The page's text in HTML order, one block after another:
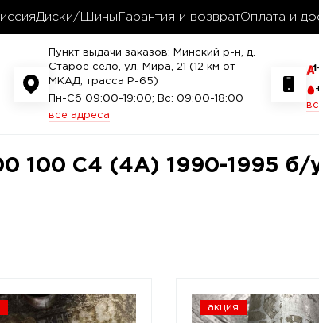
Диски/Шины Гарантия и возвратОплата и
Пункт выдачи заказов: Минский р-н, д.
Старое село, ул. Мира, 21 (12 км от
МКАД, трасса P-65)
Пн-Сб 09:00-19:00; Вс: 09:00-18:00
все адреса
100 C4 (4A) 1990-1995 б/
акция